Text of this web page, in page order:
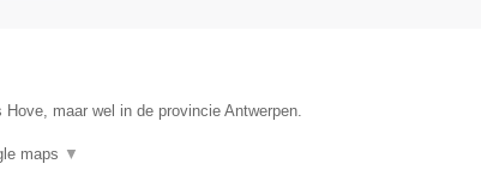
maar wel in de provincie Antwerpen.
maps ▼